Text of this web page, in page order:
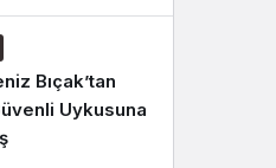
Bıçak’tan
Uykusuna